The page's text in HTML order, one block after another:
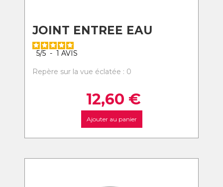
JOINT ENTREE EAU
5/5 - 1 AVIS
Repère sur la vue éclatée : 0
12,60 €
Ajouter au panier